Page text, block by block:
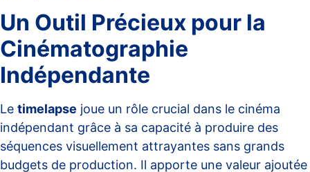
Un Outil Précieux pour la
Cinématographie
Indépendante
Le timelapse joue un rôle crucial dans le cinéma
indépendant grâce à sa capacité à produire des
séquences visuellement attrayantes sans grands
budgets de production. Il apporte une valeur ajoutée